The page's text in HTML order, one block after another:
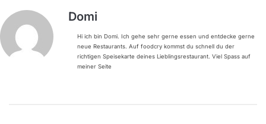
Domi
Hi ich bin Domi. Ich gehe sehr gerne essen und entdecke gerne
neue Restaurants. Auf foodcry kommst du schnell du der
richtigen Speisekarte deines Lieblingsrestaurant. Viel Spass auf
meiner Seite